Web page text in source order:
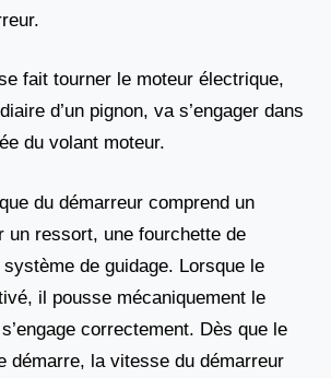
fait tourner le moteur électrique,
d’un pignon, va s’engager dans
du volant moteur.
du démarreur comprend un
un ressort, une fourchette de
de guidage. Lorsque le
il pousse mécaniquement le
correctement. Dès que le
démarre, la vitesse du démarreur